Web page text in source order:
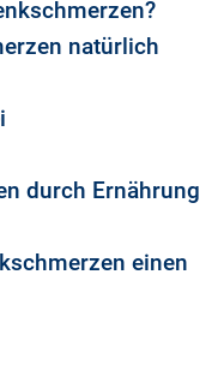
natürlich
durch Ernährung
einen